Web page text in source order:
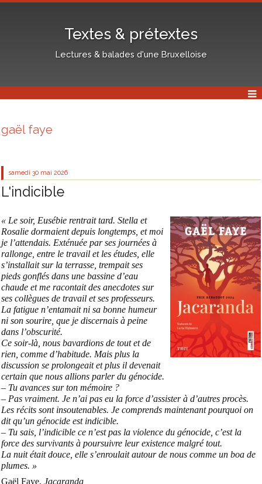
Textes & prétextes
Lectures & balades d'une Bruxelloise
gaël faye
samedi 30 mai 2026
L'indicible
« Le soir, Eusébie rentrait tard. Stella et
Rosalie dormaient depuis longtemps, et moi
je l’attendais. Exténuée par ses journées à
rallonge, entre le travail et les études, elle
s’installait sur la terrasse, trempait ses
pieds gonflés dans une bassine d’eau
chaude et me racontait des anecdotes sur
ses collègues de travail et ses professeurs.
La fatigue n’entamait ni sa bonne humeur
ni son sourire, que je discernais à peine
dans l’obscurité.
Ce soir-là, nous bavardions de tout et de
rien, comme d’habitude. Mais plus la
discussion se prolongeait et plus il devenait
certain que nous allions parler du génocide.
– Tu avances sur ton mémoire ?
– Pas vraiment. Je n’ai pas eu la force d’assister à d’autres procès.
Les récits sont insoutenables. Je comprends maintenant pourquoi on
dit qu’un génocide est indicible.
– Tu sais, l’indicible ce n’est pas la violence du génocide, c’est la
force des survivants à poursuivre leur existence malgré tout.
La nuit était douce, elle s’enroulait autour de nous comme un boa de
plumes. »
Gaël Faye, Jacaranda